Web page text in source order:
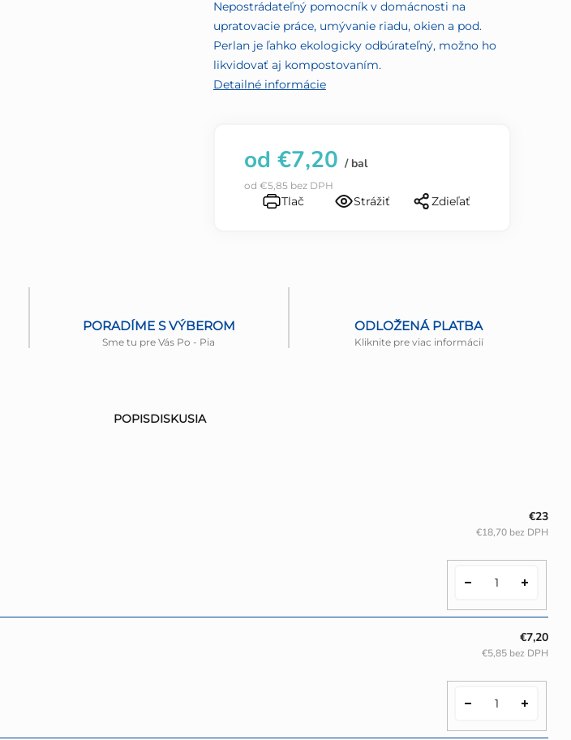
Nepostrádateľný pomocník v domácnosti na
upratovacie práce, umývanie riadu, okien a pod.
Perlan je ľahko ekologicky odbúrateľný, možno ho
likvidovať aj kompostovaním.
Detailné informácie
od €7,20 / bal
od €5,85bez DPH
Tlač Strážiť Zdieľať
PORADÍME S VÝBEROM
Sme tu pre Vás Po - Pia
ODLOŽENÁ PLATBA
Kliknite pre viac informácií
POPISDISKUSIA
€23
€18,70 bez DPH
€7,20
€5,85 bez DPH